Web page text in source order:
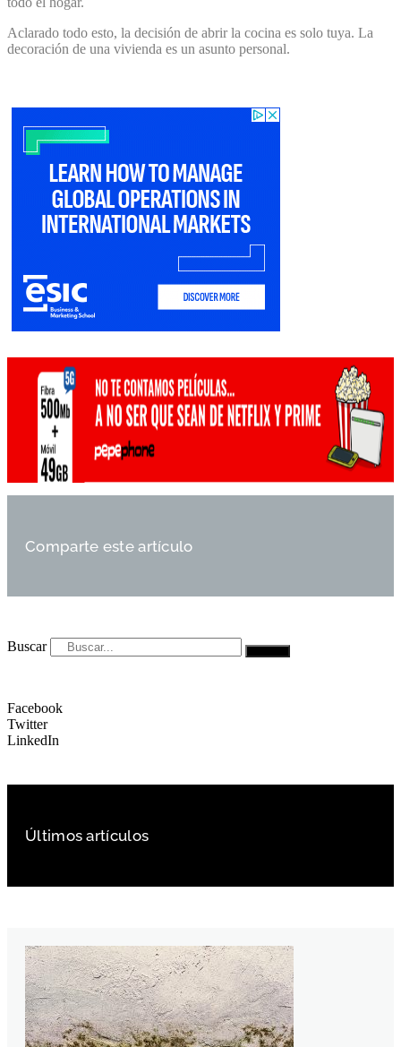
Aclarado todo esto, la decisión de abrir la cocina es solo tuya. La
decoración de una vivienda es un asunto personal.
Comparte este artículo
Buscar
Facebook
Twitter
LinkedIn
Últimos artículos